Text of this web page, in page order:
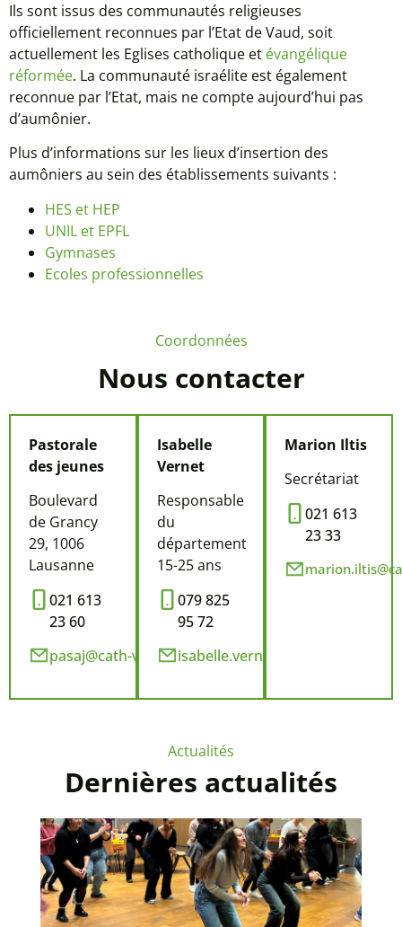
Ils sont issus des communautés religieuses
officiellement reconnues par l’Etat de Vaud, soit
actuellement les Eglises catholique et évangélique
réformée. La communauté israélite est également
reconnue par l’Etat, mais ne compte aujourd’hui pas
d’aumônier.
Plus d’informations sur les lieux d’insertion des
aumôniers au sein des établissements suivants :
HES et HEP
UNIL et EPFL
Gymnases
Ecoles professionnelles
Coordonnées
Nous contacter
Pastorale
des jeunes
Boulevard
de Grancy
29, 1006
Lausanne
021 613
23 60
pasaj@cath-vd.ch
Isabelle
Vernet
Responsable
du
département
15-25 ans
079 825
95 72
isabelle.vernet@cath-vd.ch
Marion Iltis
Secrétariat
021 613
23 33
Actualités
Dernières actualités